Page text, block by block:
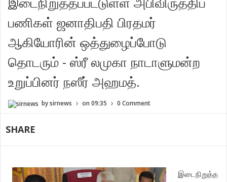
பணிகள் ஜனாதிபதி பிரதமர்
ஆகியோரின் ஒத்துழைப்போடு
தொடரும் - ஸ்ரீ லமுகா நாடாளுமன்ற
உறுப்பினர் நஸீர் அஹமத்.
bysirnews on09:35 0 Comment
SHARE
இடைநிறுத்த